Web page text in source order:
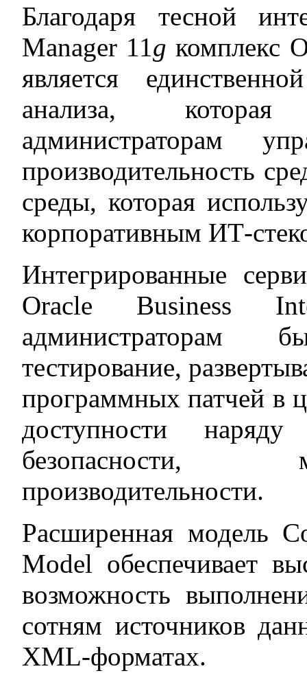
Благодаря тесной
Manager 11g комплекс
является
анализа,
администраторам
производительность
среды, которая
корпоративным ИТ-
Интегрированные
Oracle Business
администраторам
тестирование,
программных патчей в
доступности
безопасности,
производительности.
Расширенная модель
Model обеспечивает
возможность
сотням источников
XML-форматах.